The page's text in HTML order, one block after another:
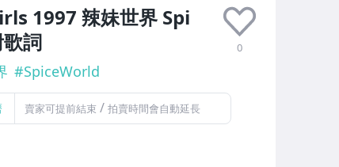
1997 辣妹世界 Spi
詞
0
#SpiceWorld
賣家可提前結束 / 拍賣時間會自動延長